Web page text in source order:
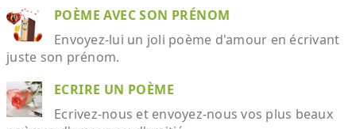
POÈME AVEC SON PRÉNOM
Envoyez-lui un joli poème d'amour en écrivant
juste son prénom.
ECRIRE UN POÈME
Ecrivez-nous et envoyez-nous vos plus beaux